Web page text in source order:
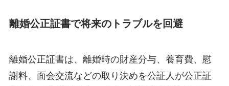
離婚公正証書で将来のトラブルを回避
離婚公正証書は、離婚時の財産分与、養育費、慰
謝料、面会交流などの取り決めを公証人が公正証